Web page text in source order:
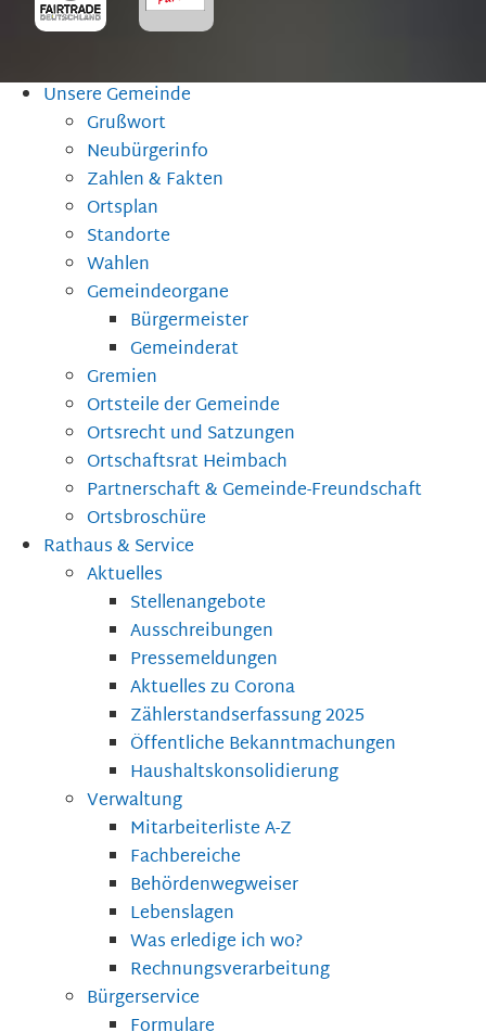
Unsere Gemeinde
Grußwort
Neubürgerinfo
Zahlen & Fakten
Ortsplan
Standorte
Wahlen
Gemeindeorgane
Bürgermeister
Gemeinderat
Gremien
Ortsteile der Gemeinde
Ortsrecht und Satzungen
Ortschaftsrat Heimbach
Partnerschaft & Gemeinde-Freundschaft
Ortsbroschüre
Rathaus & Service
Aktuelles
Stellenangebote
Ausschreibungen
Pressemeldungen
Aktuelles zu Corona
Zählerstandserfassung 2025
Öffentliche Bekanntmachungen
Haushaltskonsolidierung
Verwaltung
Mitarbeiterliste A-Z
Fachbereiche
Behördenwegweiser
Lebenslagen
Was erledige ich wo?
Rechnungsverarbeitung
Bürgerservice